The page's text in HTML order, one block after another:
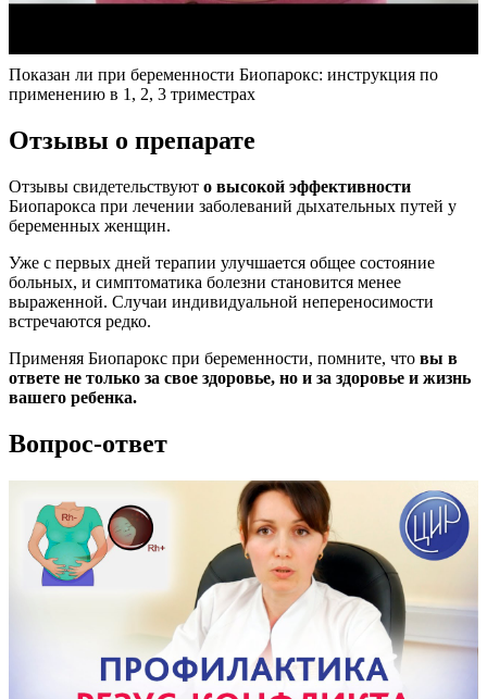
Показан ли при беременности Биопарокс: инструкция по
применению в 1, 2, 3 триместрах
Отзывы о препарате
Отзывы свидетельствуют о высокой эффективности
Биопарокса при лечении заболеваний дыхательных путей у
беременных женщин.
Уже с первых дней терапии улучшается общее состояние
больных, и симптоматика болезни становится менее
выраженной. Случаи индивидуальной непереносимости
встречаются редко.
Применяя Биопарокс при беременности, помните, что вы в
ответе не только за свое здоровье, но и за здоровье и жизнь
вашего ребенка.
Вопрос-ответ